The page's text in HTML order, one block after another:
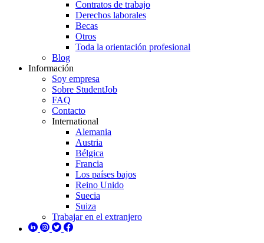
Contratos de trabajo
Derechos laborales
Becas
Otros
Toda la orientación profesional
Blog
Información
Soy empresa
Sobre StudentJob
FAQ
Contacto
International
Alemania
Austria
Bélgica
Francia
Los países bajos
Reino Unido
Suecia
Suiza
Trabajar en el extranjero